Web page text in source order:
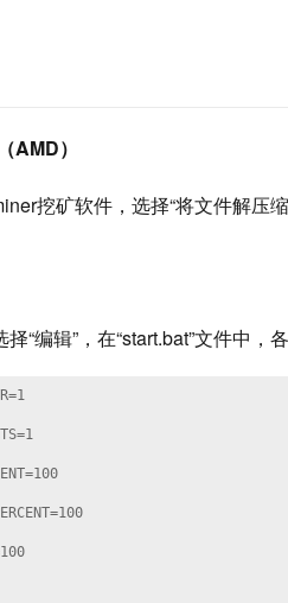
AMD）
挖矿软件，选择“将文件解压
“编辑”，在“start.bat”文件中，